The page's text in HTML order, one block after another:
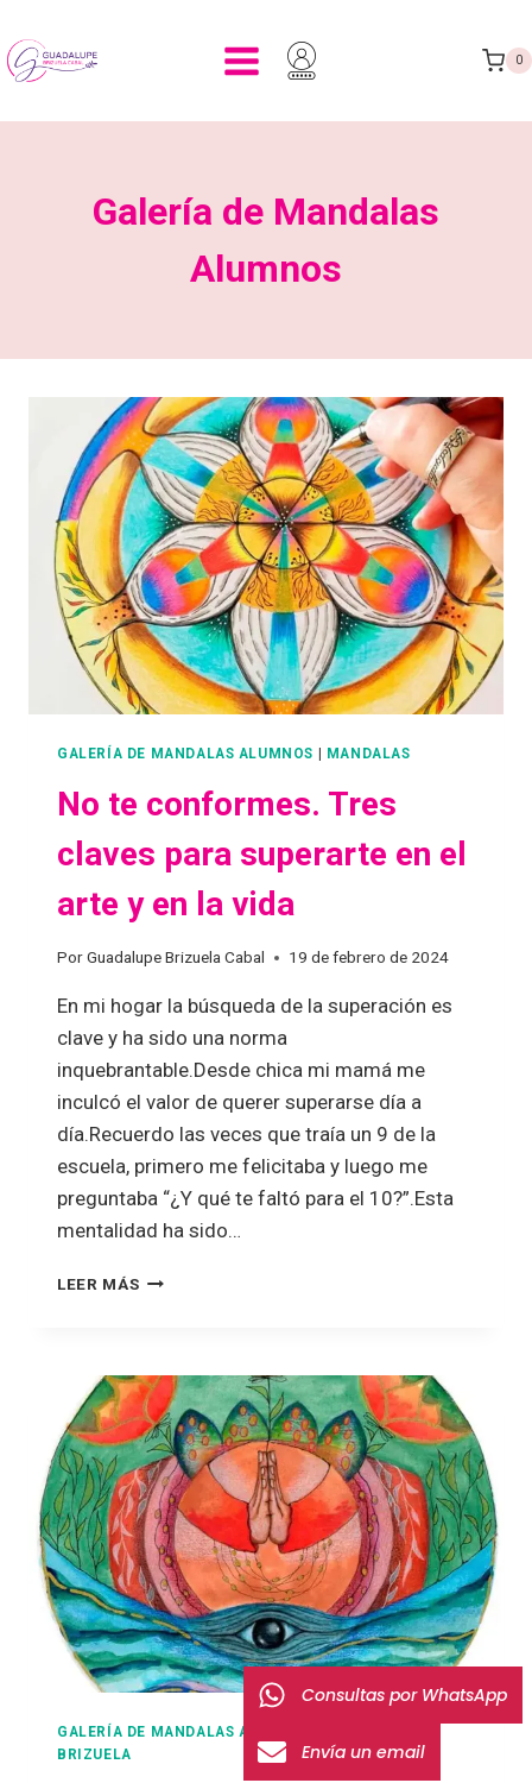
0
Galería de Mandalas
Alumnos
GALERÍA DE MANDALAS ALUMNOS | MANDALAS
No te conformes. Tres
claves para superarte en el
arte y en la vida
PorGuadalupe Brizuela Cabal 19 de febrero de 2024
En mi hogar la búsqueda de la superación es
clave y ha sido una norma
inquebrantable.Desde chica mi mamá me
inculcó el valor de querer superarse día a
día.Recuerdo las veces que traía un 9 de la
escuela, primero me felicitaba y luego me
preguntaba “¿Y qué te faltó para el 10?”.Esta
mentalidad ha sido…
LEER MÁS
GALERÍA DE MANDALAS ALUMNOS
BRIZUELA
Consultas por WhatsApp
Envía un email